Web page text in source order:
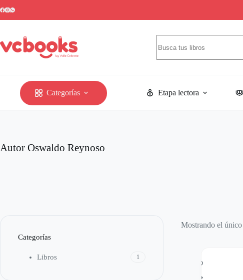
al
contenido
resultados
Categorías Etapa lectora
Autor Oswaldo Reynoso
Mostrando el
Categorías
Libros 1